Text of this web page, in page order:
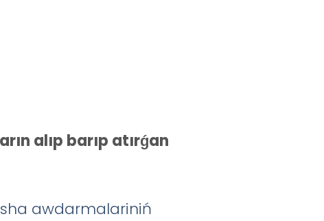
alıp barıp atırǵan
awdarmalariniń